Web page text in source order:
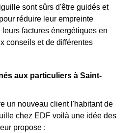
sont sûrs d'être guidés et
réduire leur empreinte
factures énergétiques en
conseils et de différentes
aux particuliers à Saint-
un nouveau client l'habitant de
chez EDF voilà une idée des
propose :